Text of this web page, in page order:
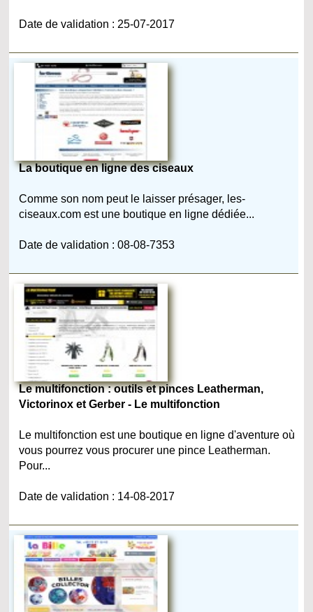
Date de validation : 25-07-2017
La boutique en ligne des ciseaux
Comme son nom peut le laisser présager, les-
ciseaux.com est une boutique en ligne dédiée...
Date de validation : 08-08-7353
Le multifonction : outils et pinces Leatherman,
Victorinox et Gerber - Le multifonction
Le multifonction est une boutique en ligne d'aventure où
vous pourrez vous procurer une pince Leatherman.
Pour...
Date de validation : 14-08-2017